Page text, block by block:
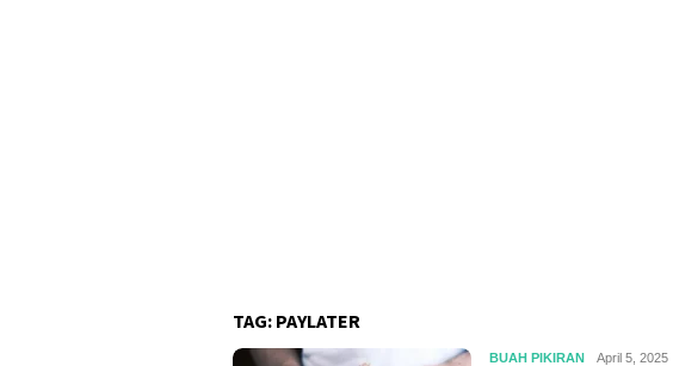
TAG: PAYLATER
BUAH PIKIRANEditor
April 5, 2025